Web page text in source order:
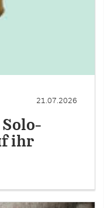
21.07.2026
ihr